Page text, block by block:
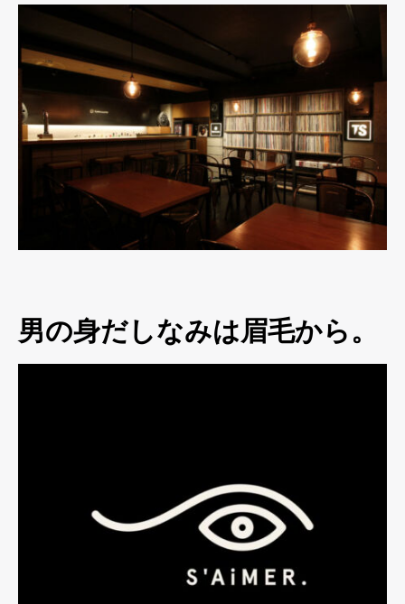
男の身だしなみは眉毛から。